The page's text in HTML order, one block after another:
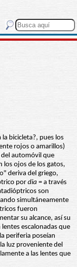
bicicleta?, pues los
rojos o amarillos)
automóvil que
los ojos de los gatos,
deriva del griego,
por dia = a través
son
simultáneamente
fueron
su alcance, así su
escalonadas que
periferia poseían
luz proveniente del
a las lentes que